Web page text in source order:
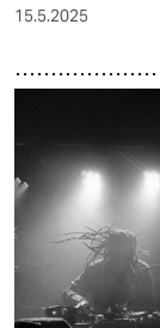
15.5.2025